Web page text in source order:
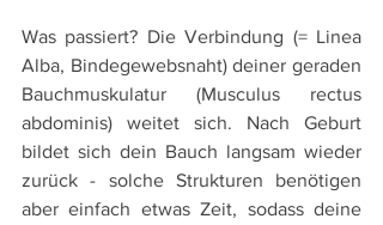
Was passiert? Die Verbindung (= Linea
Alba, Bindegewebsnaht) deiner geraden
Bauchmuskulatur (Musculus rectus
abdominis) weitet sich. Nach Geburt
bildet sich dein Bauch langsam wieder
zurück - solche Strukturen benötigen
aber einfach etwas Zeit, sodass deine